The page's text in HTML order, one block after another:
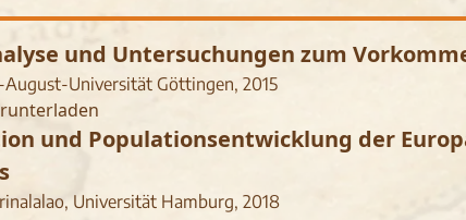
und Untersuchungen zum
August-Universität Göttingen, 2015
und Populationsentwicklung der
Universität Hamburg, 2018